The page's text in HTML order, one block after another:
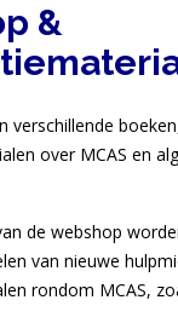
&
verschillende
over MCAS en
de webshop
van nieuwe
rondom MCAS,